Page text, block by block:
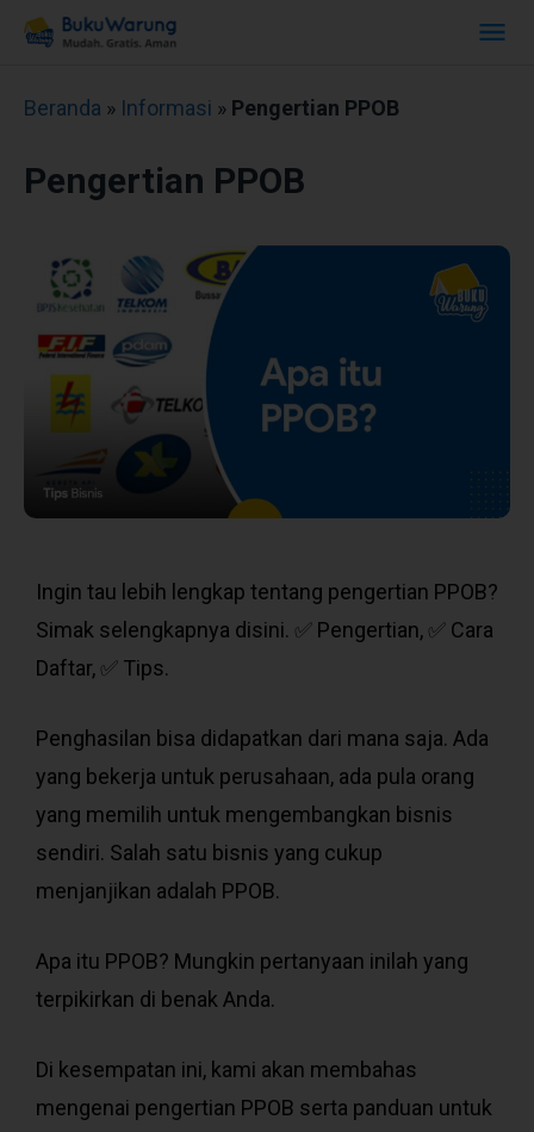
Beranda » Informasi » Pengertian PPOB
Pengertian PPOB
Ingin tau lebih lengkap tentang pengertian PPOB?
Simak selengkapnya disini. ✅ Pengertian, ✅ Cara
Daftar, ✅ Tips.
Penghasilan bisa didapatkan dari mana saja. Ada
yang bekerja untuk perusahaan, ada pula orang
yang memilih untuk mengembangkan bisnis
sendiri. Salah satu bisnis yang cukup
menjanjikan adalah PPOB.
Apa itu PPOB? Mungkin pertanyaan inilah yang
terpikirkan di benak Anda.
Di kesempatan ini, kami akan membahas
mengenai pengertian PPOB serta panduan untuk